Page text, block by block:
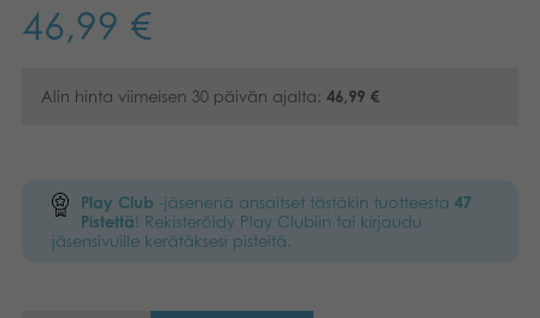
Sovellukset
Nederlands
Svenska
46,99 €
Alin hinta viimeisen 30 päivän ajalta: 46,99 €
Play Club -jäsenenä ansaitset tästäkin tuotteesta 47
Pistettä! Rekisteröidy Play Clubiin tai kirjaudu
jäsensivuille kerätäksesi pisteitä.